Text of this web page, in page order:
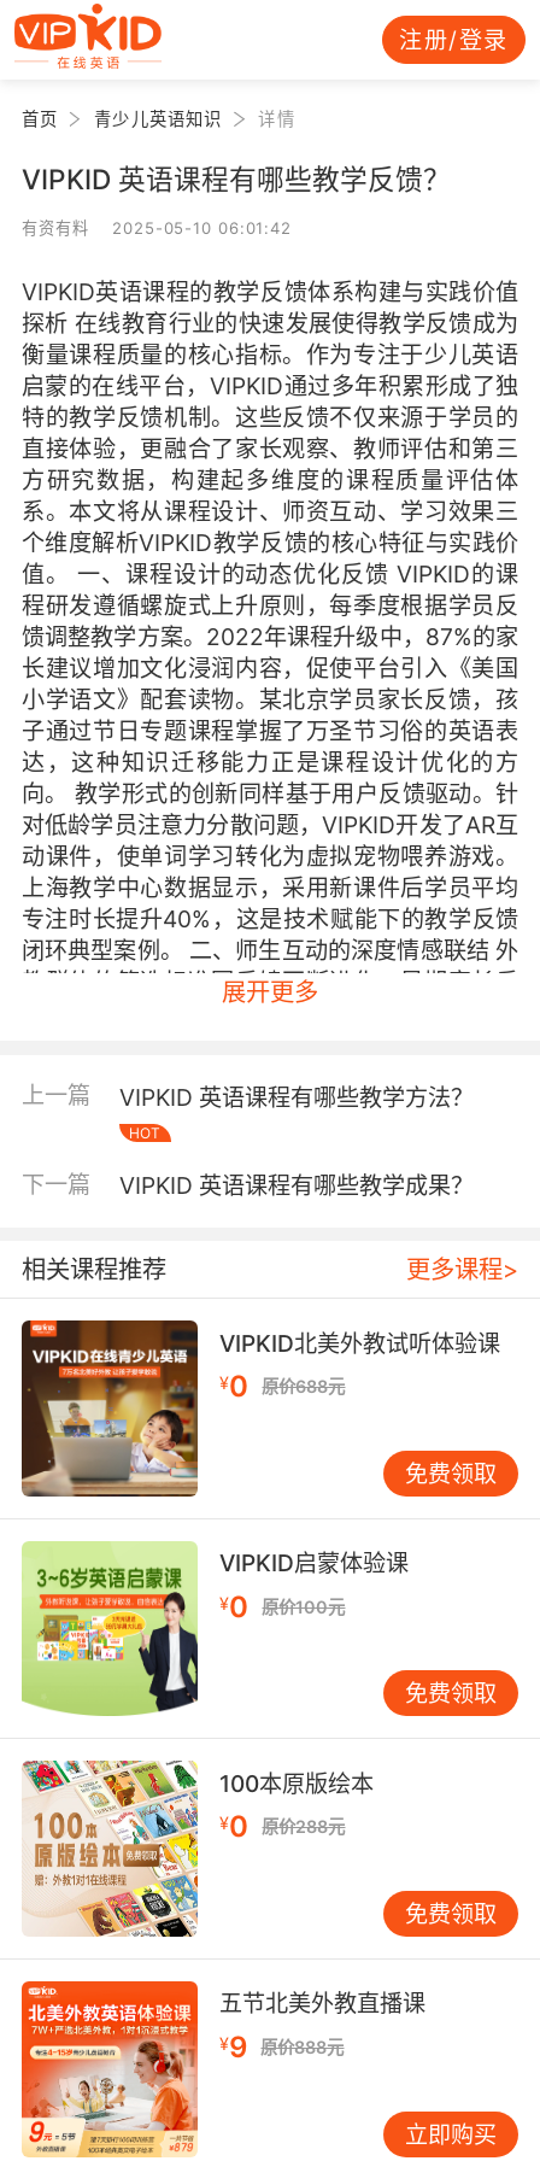
注册/登录
首页 青少儿英语知识 详情
VIPKID 英语课程有哪些教学反馈？
有资有料 2025-05-10 06:01:42
VIPKID英语课程的教学反馈体系构建与实践价值
探析 在线教育行业的快速发展使得教学反馈成为
衡量课程质量的核心指标。作为专注于少儿英语
启蒙的在线平台，VIPKID通过多年积累形成了独
特的教学反馈机制。这些反馈不仅来源于学员的
直接体验，更融合了家长观察、教师评估和第三
方研究数据，构建起多维度的课程质量评估体
系。本文将从课程设计、师资互动、学习效果三
个维度解析VIPKID教学反馈的核心特征与实践价
值。 一、课程设计的动态优化反馈 VIPKID的课
程研发遵循螺旋式上升原则，每季度根据学员反
馈调整教学方案。2022年课程升级中，87%的家
长建议增加文化浸润内容，促使平台引入《美国
小学语文》配套读物。某北京学员家长反馈，孩
子通过节日专题课程掌握了万圣节习俗的英语表
达，这种知识迁移能力正是课程设计优化的方
向。 教学形式的创新同样基于用户反馈驱动。针
对低龄学员注意力分散问题，VIPKID开发了AR互
动课件，使单词学习转化为虚拟宠物喂养游戏。
上海教学中心数据显示，采用新课件后学员平均
专注时长提升40%，这是技术赋能下的教学反馈
闭环典型案例。 二、师生互动的深度情感联结 外
教群体的筛选标准因反馈不断进化。早期家长反
映菲律宾外教口音问题，平台将北美外教占比提
系，要求教师除语言能力外，需具备儿童心理辅
导资质。芝加哥大学教育学院研究证实，VIPKID
外教的共情式教学法使学员课堂开口率提高
62%。 个性化反馈机制是师生互动的特色创新。
每位学员课后会收到外教录制的专属激励视频，
子因外教夸赞like a little poet而主动创作英文诗
歌，这种正向反馈形成的良性循环显著提升学习
兴趣。 三、学习效果的可视化追踪系统 VIPKID
自主研发的LMS学习管理系统构建了完整的效果
反馈链条。通过AI语音评测和面部表情分析，系
统实时生成学习报告。对比传统测评，该体系能
细化到每个音素的发音准确率。剑桥大学语言实
验室验证，其评估误差率低于人类专家3.2个百分
点。 长期学习效果的跟踪反馈更具战略价值。平
台建立的成长档案库收录了超百万份学习轨迹，
发现持续学习两年的学员，英语思维活跃度达到
母语者的89%。这种基于大数据的效果验证，为
在线教育行业树立了量化评估标杆。 教学反馈机
制的持续优化正在重塑在线教育的质量标准。
VIPKID通过构建课程设计-师生互动-学习效果的
三维反馈体系，实现了从经验教学向数据驱动的
转型。未来可探索引入脑科学研究成果，开发更
具生理适配性的教学方案。对教育从业者而言，
建立科学的反馈分析模型，或许是破解个性化教
学难题的关键突破口。
展开更多
上一篇 VIPKID 英语课程有哪些教学方法？
HOT
下一篇 VIPKID 英语课程有哪些教学成果？
相关课程推荐 更多课程>
VIPKID北美外教试听体验课
¥0 原价688元
免费领取
VIPKID启蒙体验课
¥0 原价100元
免费领取
100本原版绘本
¥0 原价288元
免费领取
五节北美外教直播课
¥9 原价888元
立即购买